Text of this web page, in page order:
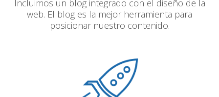
Incluimos un blog integrado con el diseño de la
web. El blog es la mejor herramienta para
posicionar nuestro contenido.